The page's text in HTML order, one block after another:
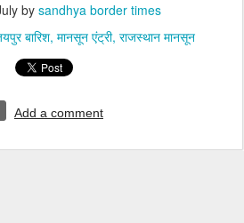
by sandhya border times
बारिश मानसून एंट्री राजस्थान मानसून
Add a comment